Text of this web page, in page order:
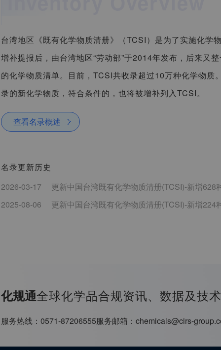
台湾地区《既有化学物质清册》（TCSI）是为了实施化学
增补提报后，由台湾地区“劳动部”于2014年发布，后来又
的化学物质清单。目前，TCSI共收录超过10万种化学物质
录的新化学物质，符合条件的，也将被增补列入TCSI。
查看名录概述
名录更新历史
2026-03-17
更新中国台湾既有化学物质清册(TCSI)-新增628
2025-08-06
更新中国台湾既有化学物质清册(TCSI)-新增224
化规通全球化学品合规资讯、数据及技
服务热线： 0571-87206555服务邮箱： chemicals@cirs-